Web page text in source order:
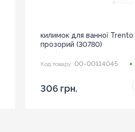
килимок для ванної Trento
прозорий (30780)
Код товару: 00-00114045
306 грн.